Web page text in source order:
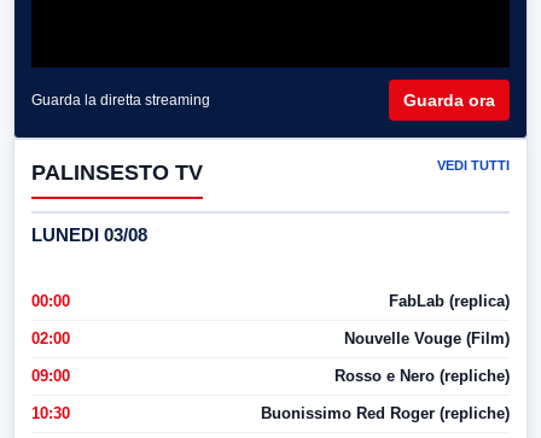
Guarda la diretta streaming Guarda ora
PALINSESTO TV VEDI TUTTI
LUNEDI 03/08
00:00 FabLab (replica)
02:00 Nouvelle Vouge (Film)
09:00 Rosso e Nero (repliche)
10:30 Buonissimo Red Roger (repliche)